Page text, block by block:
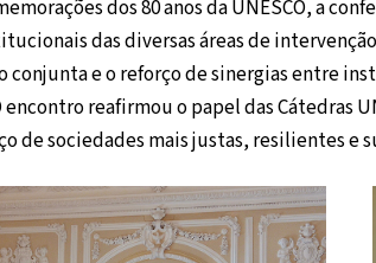
dos 80 anos da UNESCO, a
das diversas áreas de
conjunta e o reforço de sinergias entre
reafirmou o papel das Cátedras
de sociedades mais justas, resilientes e